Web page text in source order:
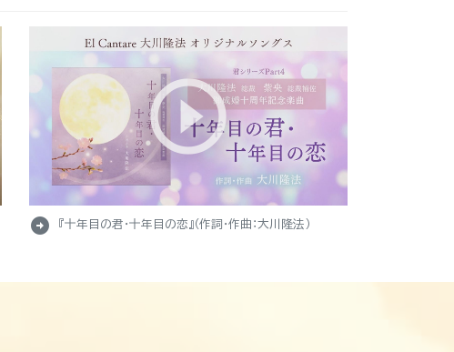
arrow_circle_right 『十年目の君・十年目の恋』（作詞・作曲：大川隆法）